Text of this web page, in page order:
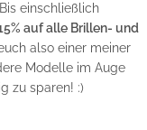
einschließlich
auf alle Brillen- und
also einer meiner
Modelle im Auge
zu sparen! :)